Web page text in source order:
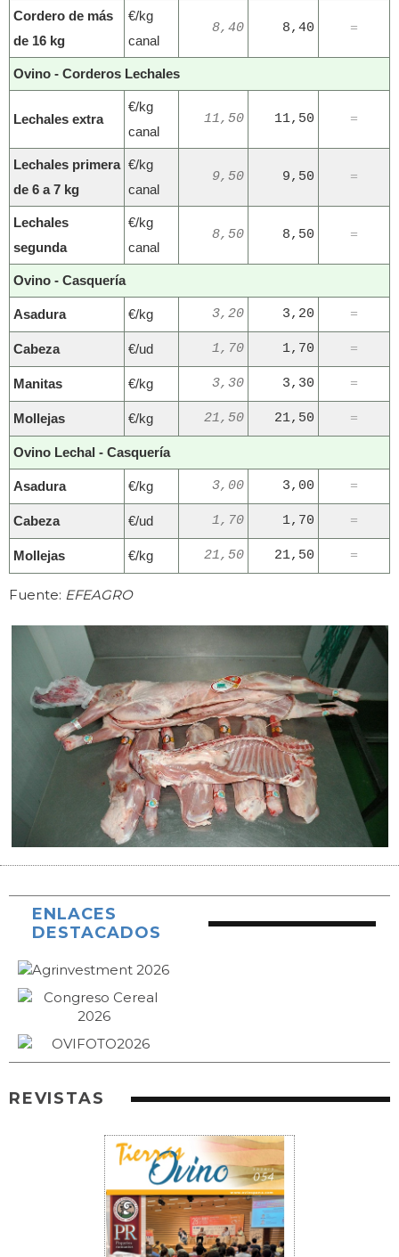
Cordero de más
de 16 kg
€/kg
canal
8,40 8,40 =
Ovino - Corderos Lechales
Lechales extra
€/kg
canal
11,50 11,50 =
Lechales primera
de 6 a 7 kg
€/kg
canal
9,50 9,50 =
Lechales
segunda
€/kg
canal
8,50 8,50 =
Ovino - Casquería
Asadura €/kg 3,20 3,20 =
Cabeza €/ud 1,70 1,70 =
Manitas €/kg 3,30 3,30 =
Mollejas €/kg 21,50 21,50 =
Ovino Lechal - Casquería
Asadura €/kg 3,00 3,00 =
Cabeza €/ud 1,70 1,70 =
Mollejas €/kg 21,50 21,50 =
Fuente: EFEAGRO
ENLACES
DESTACADOS
REVISTAS